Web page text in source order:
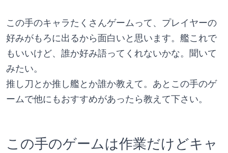
この手のキャラたくさんゲームって、プレイヤーの
好みがもろに出るから面白いと思います。艦これで
もいいけど、誰か好み語ってくれないかな。聞いて
みたい。
推し刀とか推し艦とか誰か教えて。あとこの手のゲ
ームで他にもおすすめがあったら教えて下さい。
この手のゲームは作業だけどキャ